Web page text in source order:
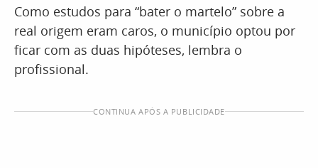
Como estudos para “bater o martelo” sobre a
real origem eram caros, o município optou por
ficar com as duas hipóteses, lembra o
profissional.
CONTINUA APÓS A PUBLICIDADE